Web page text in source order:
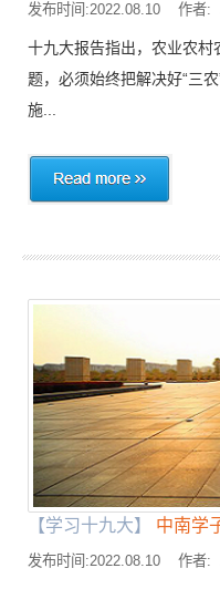
发布时间:2022.08.10 作者:
十九大报告指出，农业农村
题，必须始终把解决好“三
施...
【学习十九大】 中南学
发布时间:2022.08.10 作者: